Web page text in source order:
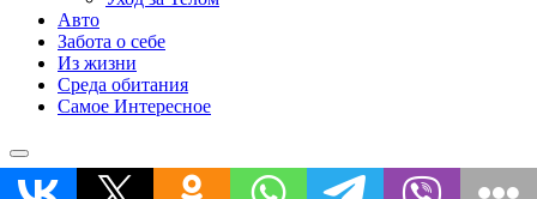
Авто
Забота о себе
Из жизни
Среда обитания
Самое Интересное